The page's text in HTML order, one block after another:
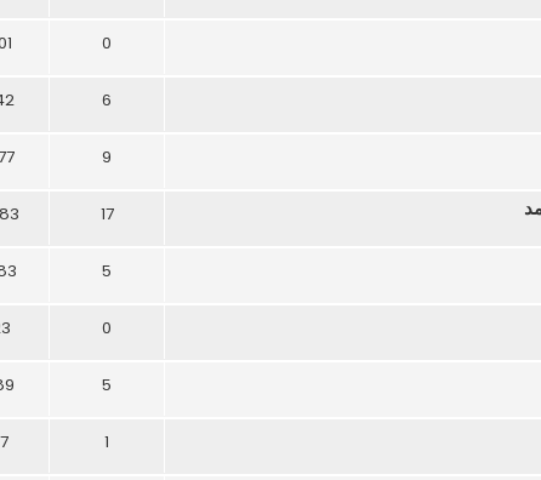
0
6
9
17
5
0
5
1